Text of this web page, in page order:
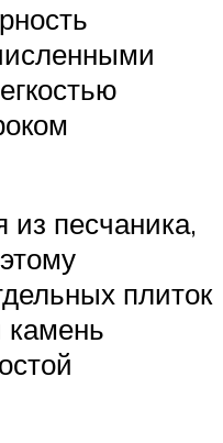
из песчаника,
плиток
камень